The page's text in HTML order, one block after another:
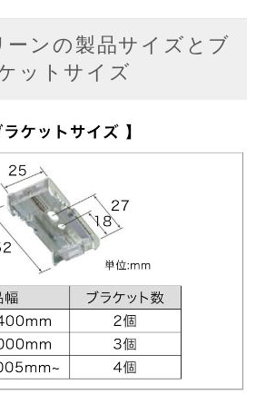
ーンの製品サイズとブ
ットサイズ